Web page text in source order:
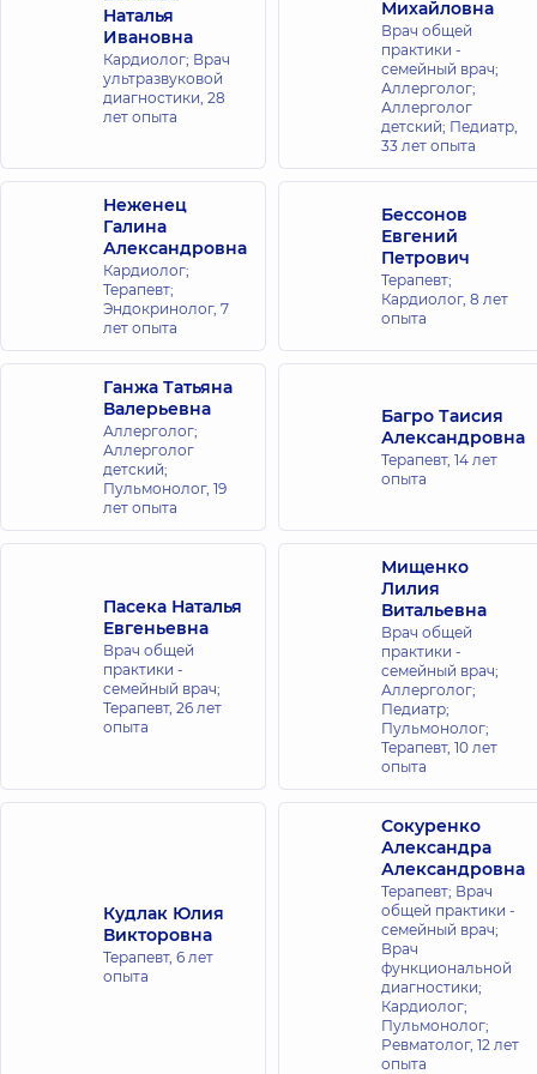
Наталья
Ивановна
Кардиолог; Врач
ультразвуковой
диагностики, 28
лет опыта
Михайловна
Врач общей
практики -
семейный врач;
Аллерголог;
Аллерголог
детский; Педиатр,
33 лет опыта
Неженец
Галина
Александровна
Кардиолог;
Терапевт;
Эндокринолог, 7
лет опыта
Бессонов
Евгений
Петрович
Терапевт;
Кардиолог, 8 лет
опыта
Ганжа Татьяна
Валерьевна
Аллерголог;
Аллерголог
детский;
Пульмонолог, 19
лет опыта
Багро Таисия
Александровна
Терапевт, 14 лет
опыта
Пасека Наталья
Евгеньевна
Врач общей
практики -
семейный врач;
Терапевт, 26 лет
опыта
Мищенко
Лилия
Витальевна
Врач общей
практики -
семейный врач;
Аллерголог;
Педиатр;
Пульмонолог;
Терапевт, 10 лет
опыта
Кудлак Юлия
Викторовна
Терапевт, 6 лет
опыта
Сокуренко
Александра
Александровна
Терапевт; Врач
общей практики -
семейный врач;
Врач
функциональной
диагностики;
Кардиолог;
Пульмонолог;
Ревматолог, 12 лет
опыта